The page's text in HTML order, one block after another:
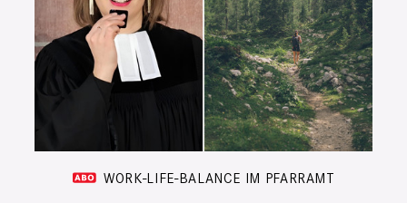
WORK-LIFE-BALANCE IM PFARRAMT